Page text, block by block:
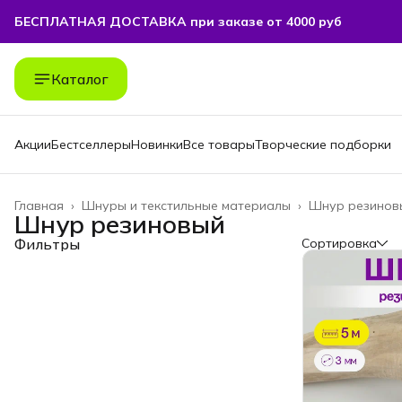
БЕСПЛАТНАЯ ДОСТАВКА при заказе от 4000 руб
Каталог
АкцииБестселлерыНовинкиВсе товарыТворческие подборки
Шнур
Шнуры и текстильные материалы ›
Главная ›
Шнур резиновый
Фильтры Сортировка